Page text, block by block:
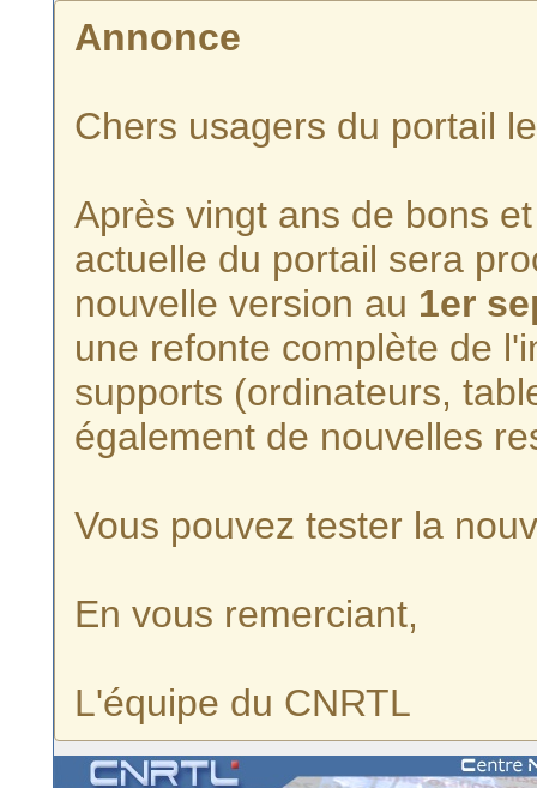
Annonce
Chers usagers du portail
Après vingt ans de bons
actuelle du portail sera
nouvelle version au 1er
une refonte complète de
supports (ordinateurs,
également de nouvelles
Vous pouvez tester la
En vous remerciant,
L'équipe du CNRTL